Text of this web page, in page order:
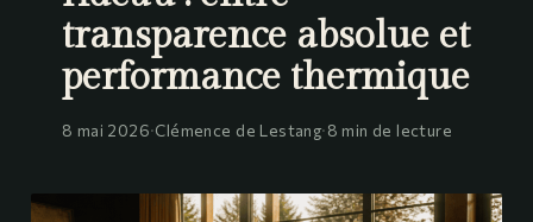
transparence absolue et
performance thermique
8 mai 2026·Clémence de Lestang·8 min de lecture